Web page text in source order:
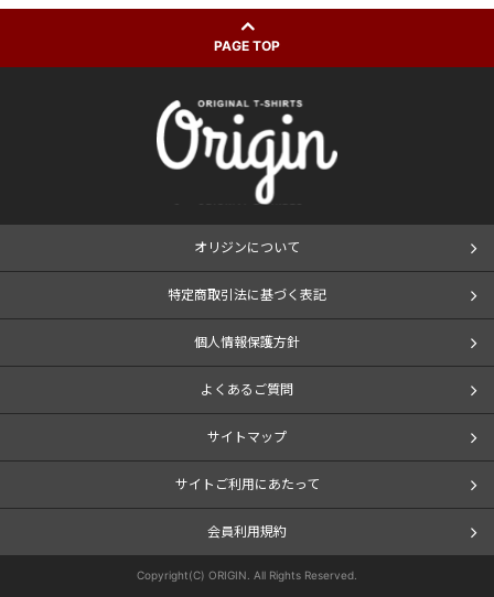
PAGE TOP
オリジンについて
特定商取引法に基づく表記
個人情報保護方針
よくあるご質問
サイトマップ
サイトご利用にあたって
会員利用規約
Copyright(C) ORIGIN. All Rights Reserved.